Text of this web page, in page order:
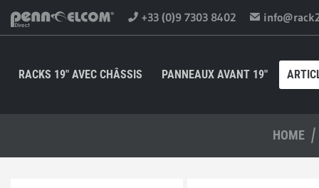
+33 (0)9 7303 8402
RACKS 19" AVEC CHÂSSIS PANNEAUX AVANT 19"
HOME